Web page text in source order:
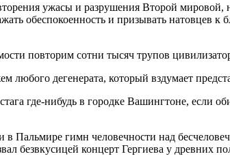
ужасы и разрушения Второй мировой,
обеспокоенность и призывать натовцев
повторим сотни тысяч трупов
любого дегенерата, который вздумает
где-нибудь в городке Вашингтоне, если
Пальмире гимн человечности над
безвкусицей концерт Гергиева у древних